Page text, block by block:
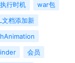
执行时机
war包
文档添加新
会员